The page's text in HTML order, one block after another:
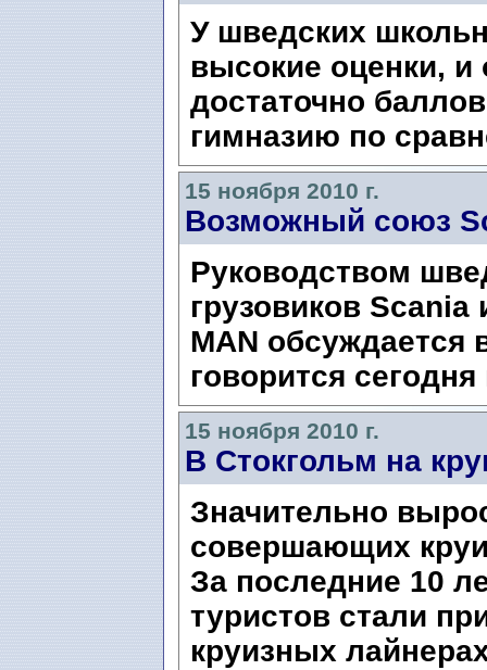
У шведских
высокие оценки,
достаточно
гимназию по
15 ноября 2010 г.
Возможный союз
Руководством
грузовиков Scania
MAN обсуждается
говорится
15 ноября 2010 г.
В Стокгольм на
Значительно
совершающих
За последние 10
туристов стали
круизных